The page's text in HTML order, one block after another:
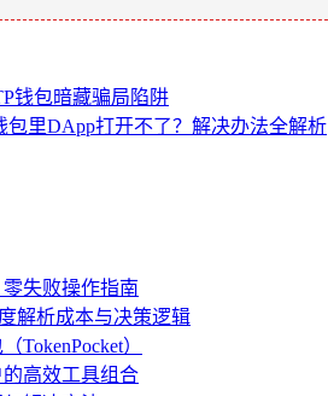
钱包暗藏骗局陷阱
包里DApp打开不了？解决办法全解析
失败操作指南
解析成本与决策逻辑
TokenPocket）
高效工具组合